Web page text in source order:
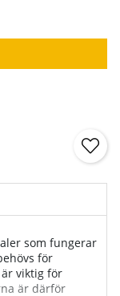
som fungerar
för
viktig för
är därför